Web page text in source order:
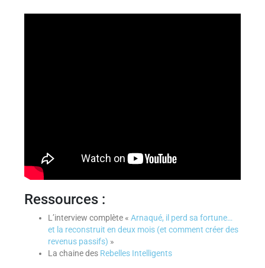
Ressources :
L’interview complète « Arnaqué, il perd sa fortune…
et la reconstruit en deux mois (et comment créer des
revenus passifs) »
La chaine des Rebelles Intelligents